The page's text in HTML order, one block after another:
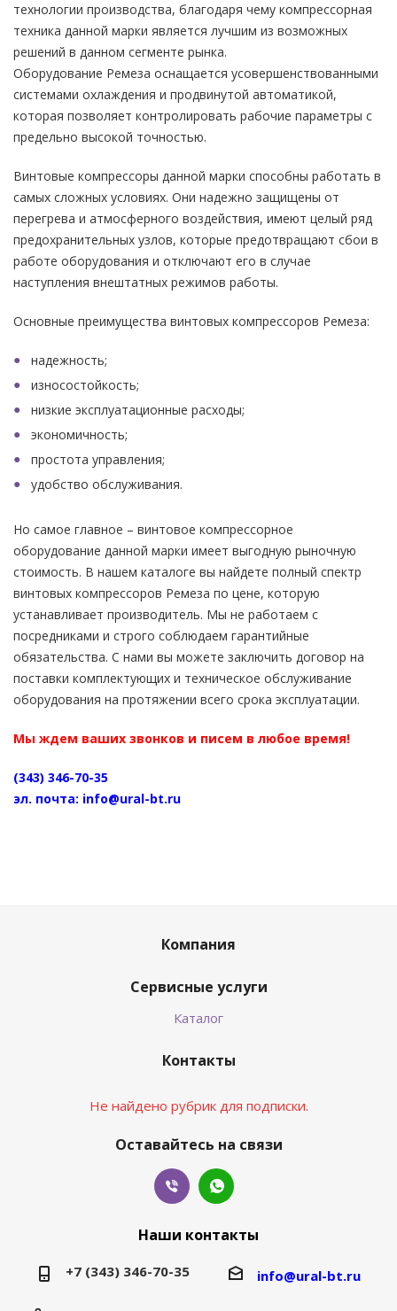
технологии производства, благодаря чему компрессорная
техника данной марки является лучшим из возможных
решений в данном сегменте рынка.
Оборудование Ремеза оснащается усовершенствованными
системами охлаждения и продвинутой автоматикой,
которая позволяет контролировать рабочие параметры с
предельно высокой точностью.
Винтовые компрессоры данной марки способны работать в
самых сложных условиях. Они надежно защищены от
перегрева и атмосферного воздействия, имеют целый ряд
предохранительных узлов, которые предотвращают сбои в
работе оборудования и отключают его в случае
наступления внештатных режимов работы.
Основные преимущества винтовых компрессоров Ремеза:
надежность;
износостойкость;
низкие эксплуатационные расходы;
экономичность;
простота управления;
удобство обслуживания.
Но самое главное – винтовое компрессорное
оборудование данной марки имеет выгодную рыночную
стоимость. В нашем каталоге вы найдете полный спектр
винтовых компрессоров Ремеза по цене, которую
устанавливает производитель. Мы не работаем с
посредниками и строго соблюдаем гарантийные
обязательства. С нами вы можете заключить договор на
поставки комплектующих и техническое обслуживание
оборудования на протяжении всего срока эксплуатации.
Мы ждем ваших звонков и писем в любое время!
(343) 346-70-35
эл. почта: info@ural-bt.ru
Компания
Сервисные услуги
Каталог
Контакты
Не найдено рубрик для подписки.
Оставайтесь на связи
Наши контакты
+7 (343) 346-70-35 info@ural-bt.ru